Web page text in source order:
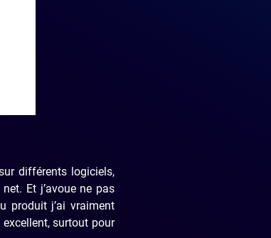
différents logiciels,
Et j’avoue ne pas
produit j’ai vraiment
surtout pour